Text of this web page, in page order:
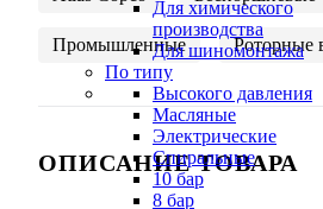
Для химического
производства
Для шиномонтажа
По типу
Высокого давления
Масляные
Электрические
Спиральные
10 бар
8 бар
Промышленные Роторные
ОПИСАНИЕ ТОВАРА